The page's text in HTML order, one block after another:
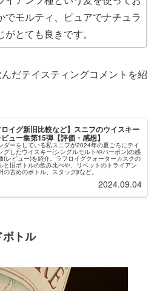
でモルティ、ピュアでナチュラ
とても良きです。
だテイスティングコメントを紹
ロイグ新旧比較など】スニフのウイスキー
ュー集第15弾【評価・感想】
ダーをしている私スニフが2024年の夏ごろにテイ
グしたウイスキー(シングルモルトやバーボン)の感
(レビュー)を紹介。ラフロイグクォーターカスクの
と旧ボトルの飲み比べや、リベットのトライアン
の古めのボトル、スタッグjrなど。
2024.09.04
トル